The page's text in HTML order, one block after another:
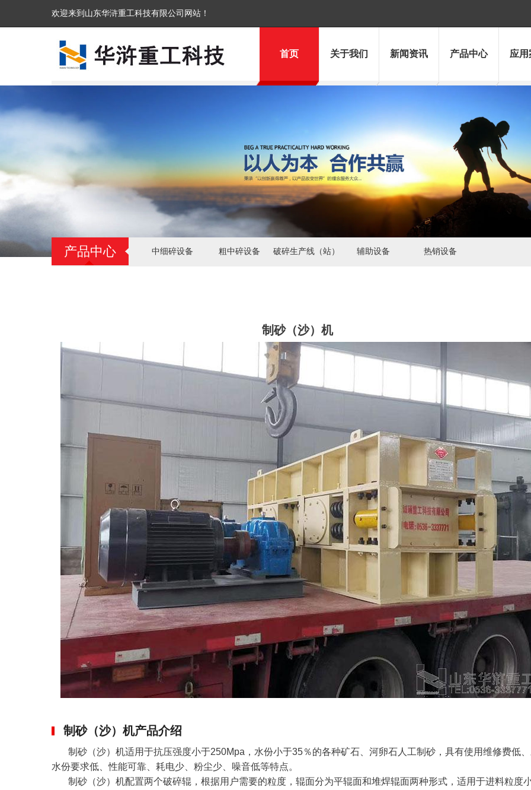
欢迎来到山东华浒重工科技有限公司网站！
首页 关于我们 新闻资讯 产品中心 应用
产品中心 中细碎设备 粗中碎设备 破碎生产线（站） 辅助设备 热销设备
制砂（沙）机
制砂（沙）机产品介绍
制砂（沙）机适用于抗压强度小于250Mpa，水份小于35％的各种矿石、河卵石人工制砂，具有使用维修费低
水份要求低、性能可靠、耗电少、粉尘少、噪音低等特点。
制砂（沙）机配置两个破碎辊，根据用户需要的粒度，辊面分为平辊面和堆焊辊面两种形式，适用于进料粒度